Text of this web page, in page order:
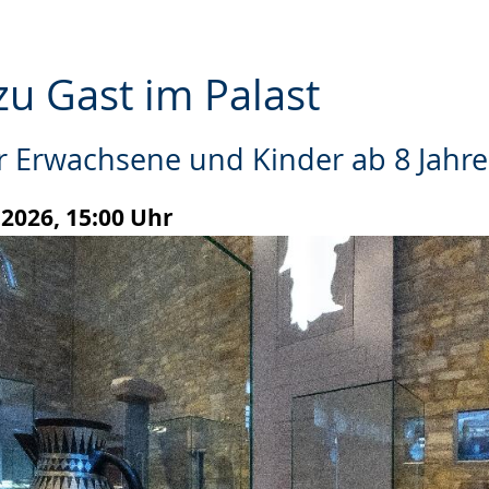
Gast im Palast
und Kinder ab 8
15:00 Uhr